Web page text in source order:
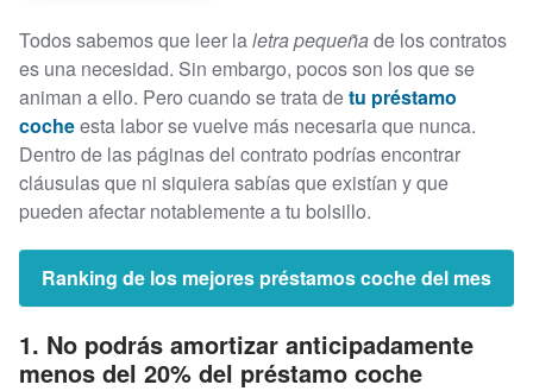
Todos sabemos que leer laletra pequeñade los contratos
es una necesidad. Sin embargo, pocos son los que se
animan a ello. Pero cuando se trata detu préstamo
cocheesta labor se vuelve más necesaria que nunca.
Dentro de las páginas del contrato podrías encontrar
cláusulas que ni siquiera sabías que existían y que
pueden afectar notablemente a tu bolsillo.
Ranking de los mejores préstamos coche del mes
1. No podrás amortizar anticipadamente
menos del 20% del préstamo coche